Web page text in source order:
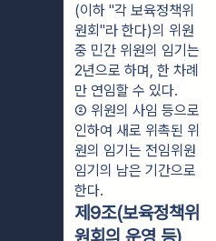
(이하 "각 보육정책위
원회"라 한다)의 위원
중 민간 위원의 임기는
2년으로 하며, 한 차례
만 연임할 수 있다.
② 위원의 사임 등으로
인하여 새로 위촉된 위
원의 임기는 전임위원
임기의 남은 기간으로
한다.
제9조(보육정책위
원회의 운영 등)